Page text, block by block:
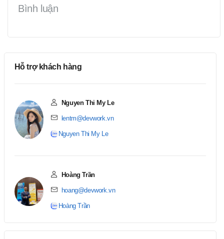
Bình luận
Hỗ trợ khách hàng
Nguyen Thi My Le
lentm@devwork.vn
Nguyen Thi My Le
Hoàng Trần
hoang@devwork.vn
Hoàng Trần